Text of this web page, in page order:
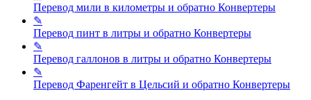
Перевод мили в километры и обратно Конвертеры
✎
Перевод пинт в литры и обратно Конвертеры
✎
Перевод галлонов в литры и обратно Конвертеры
✎
Перевод Фаренгейт в Цельсий и обратно Конвертеры